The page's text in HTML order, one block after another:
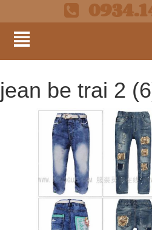
jean be trai 2